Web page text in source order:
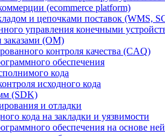
(ecommerce platform)
и цепочками поставок (WMS,
управления конечными
(OM)
контроля качества (CAQ)
обеспечения
кода
исходного кода
(SDK)
и отладки
кода на закладки и уязвимости
обеспечения на основе